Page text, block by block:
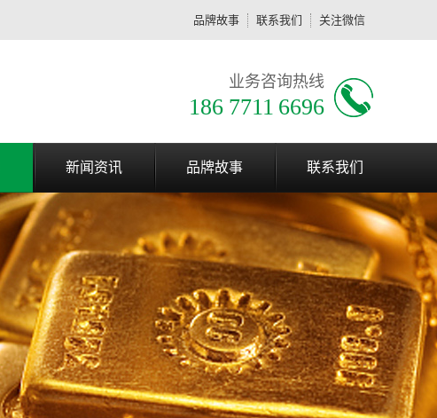
品牌故事 联系我们 关注微信
业务咨询热线
186 7711 6696
新闻资讯 品牌故事 联系我们